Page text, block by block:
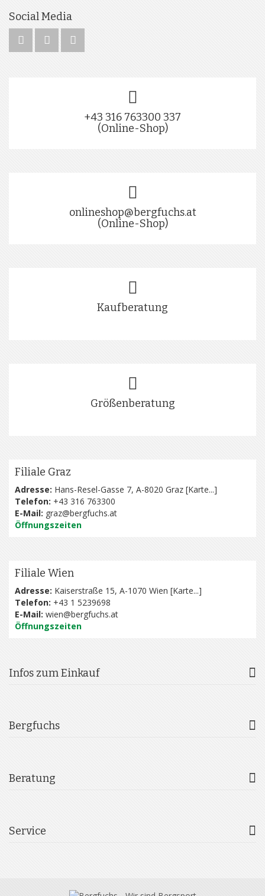
Social Media
+43 316 763300 337
(Online-Shop)
onlineshop@bergfuchs.at
(Online-Shop)
Kaufberatung
Größenberatung
Filiale Graz
Adresse: Hans-Resel-Gasse 7, A-8020 Graz [Karte...]
Telefon: +43 316 763300
E-Mail: graz@bergfuchs.at
Öffnungszeiten
Filiale Wien
Adresse: Kaiserstraße 15, A-1070 Wien [Karte...]
Telefon: +43 1 5239698
E-Mail: wien@bergfuchs.at
Öffnungszeiten
Infos zum Einkauf
Bergfuchs
Beratung
Service